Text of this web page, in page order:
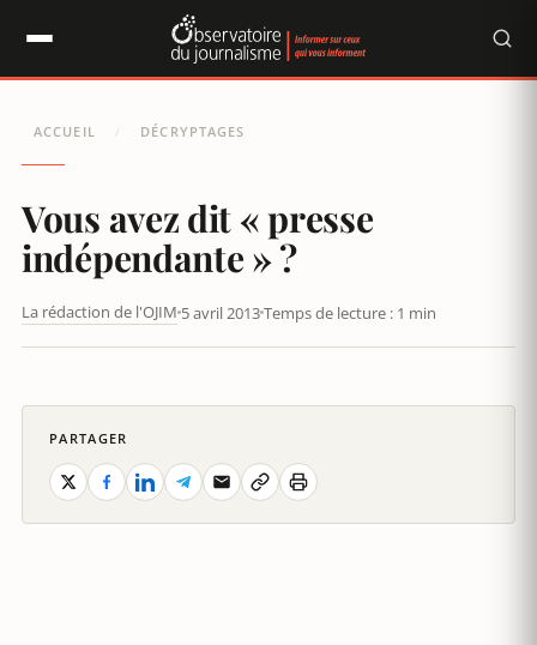
ACCUEIL / DÉCRYPTAGES
Vous avez dit « presse
indépendante » ?
La rédaction de l'OJIM 5 avril 2013Temps de lecture : 1 min
PARTAGER
Panneau de gestion des cookies